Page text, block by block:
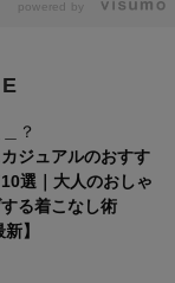
powered by
？
ジュアルのおすす
選｜大人のおしゃ
る着こなし術
】